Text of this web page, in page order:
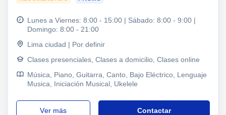
Lunes a Viernes: 8:00 - 15:00 | Sábado: 8:00 - 9:00 |
Domingo: 8:00 - 21:00
Lima ciudad | Por definir
Clases presenciales, Clases a domicilio, Clases online
Música, Piano, Guitarra, Canto, Bajo Eléctrico, Lenguaje
Musica, Iniciación Musical, Ukelele
ver más Contactar